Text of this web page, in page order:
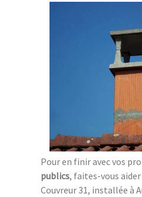
Pour en finir avec vos
publics, faites-vous
Couvreur 31, installée à